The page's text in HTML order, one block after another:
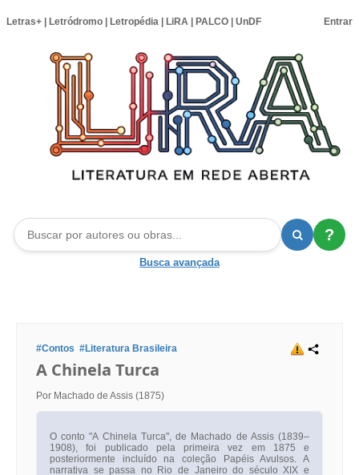
Letras+ Letródromo Letropédia LiRA PALCO UnDF Entrar
?
Busca avançada
#Contos #Literatura Brasileira
A Chinela Turca
Por Machado de Assis (1875)
O conto "A Chinela Turca", de Machado de Assis (1839–
1908), foi publicado pela primeira vez em 1875 e
posteriormente incluído na coleção Papéis Avulsos. A
narrativa se passa no Rio de Janeiro do século XIX e